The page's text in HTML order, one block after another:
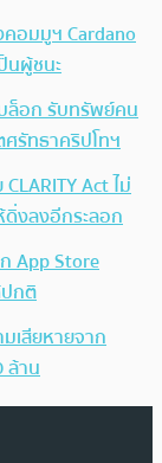
อมมูฯ Cardano
นผู้ชนะ
ล็อก รับทรัพย์คน
รัทธาคริปโทฯ
Act ไม่
งลงอีกระลอก
App Store
กติ
มเสียหายจาก
ล้าน